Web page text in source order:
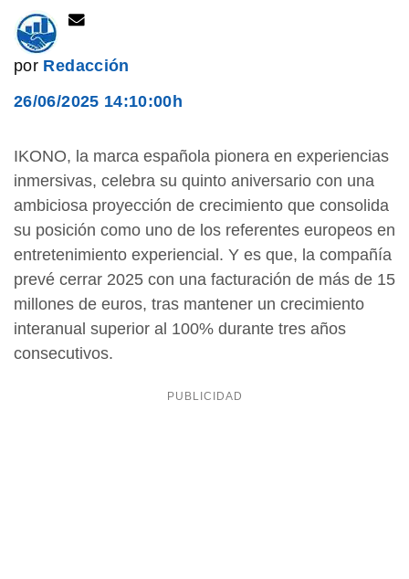
por Redacción
26/06/2025 14:10:00h
IKONO, la marca española pionera en experiencias
inmersivas, celebra su quinto aniversario con una
ambiciosa proyección de crecimiento que consolida
su posición como uno de los referentes europeos en
entretenimiento experiencial. Y es que, la compañía
prevé cerrar 2025 con una facturación de más de 15
millones de euros, tras mantener un crecimiento
interanual superior al 100% durante tres años
consecutivos.